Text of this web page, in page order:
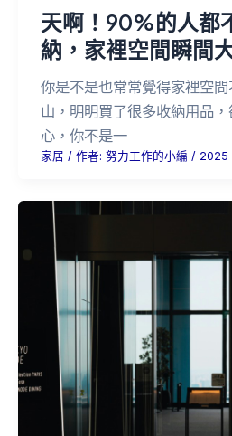
天啊！90%的人都
納，家裡空間瞬間
你是不是也常常覺得家裡空
山，明明買了很多收納用品
心，你不是一
家居 / 作者: 努力工作的小編 /